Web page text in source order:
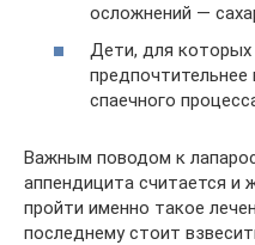
осложнений —
Дети, для которых
предпочтительнее
спаечного
Важным поводом к
аппендицита считается и
пройти именно такое
последнему стоит